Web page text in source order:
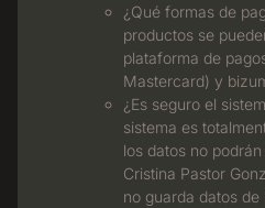
¿Qué formas de
productos se
plataforma de
Mastercard) y
¿Es seguro el
sistema es
los datos no
Cristina Pastor
no guarda datos